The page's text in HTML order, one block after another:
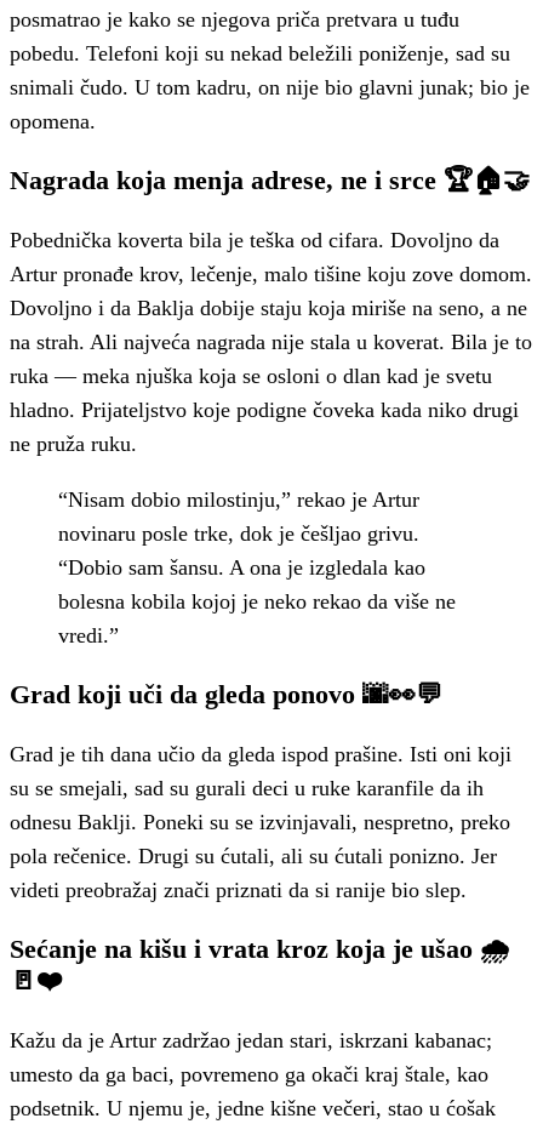
posmatrao je kako se njegova priča pretvara u tuđu
pobedu. Telefoni koji su nekad beležili poniženje, sad su
snimali čudo. U tom kadru, on nije bio glavni junak; bio je
opomena.
Nagrada koja menja adrese, ne i srce 🏆🏠🤝
Pobednička koverta bila je teška od cifara. Dovoljno da
Artur pronađe krov, lečenje, malo tišine koju zove domom.
Dovoljno i da Baklja dobije staju koja miriše na seno, a ne
na strah. Ali najveća nagrada nije stala u koverat. Bila je to
ruka — meka njuška koja se osloni o dlan kad je svetu
hladno. Prijateljstvo koje podigne čoveka kada niko drugi
ne pruža ruku.
“Nisam dobio milostinju,” rekao je Artur
novinaru posle trke, dok je češljao grivu.
“Dobio sam šansu. A ona je izgledala kao
bolesna kobila kojoj je neko rekao da više ne
vredi.”
Grad koji uči da gleda ponovo 🌆👀💬
Grad je tih dana učio da gleda ispod prašine. Isti oni koji
su se smejali, sad su gurali deci u ruke karanfile da ih
odnesu Baklji. Poneki su se izvinjavali, nespretno, preko
pola rečenice. Drugi su ćutali, ali su ćutali ponizno. Jer
videti preobražaj znači priznati da si ranije bio slep.
Sećanje na kišu i vrata kroz koja je ušao 🌧️
🚪❤️
Kažu da je Artur zadržao jedan stari, iskrzani kabanac;
umesto da ga baci, povremeno ga okači kraj štale, kao
podsetnik. U njemu je, jedne kišne večeri, stao u ćošak